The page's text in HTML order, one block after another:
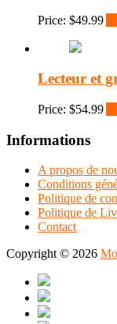
Price: $49.99
Lecteur et
Price: $54.99
Informations
A propos de
Conditions
Politique de
Politique de
Contact
Copyright © 2026